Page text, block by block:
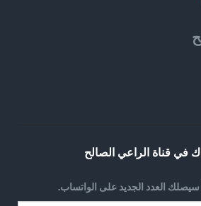
في قناة الراعي الصالح
العدد الجديد على الواتساب.